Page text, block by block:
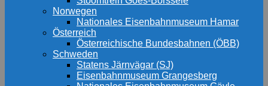
Norwegen
Nationales Eisenbahnmuseum Hamar
Österreich
Österreichische Bundesbahnen (ÖBB)
Schweden
Statens Järnvägar (SJ)
Eisenbahnmuseum Grangesberg